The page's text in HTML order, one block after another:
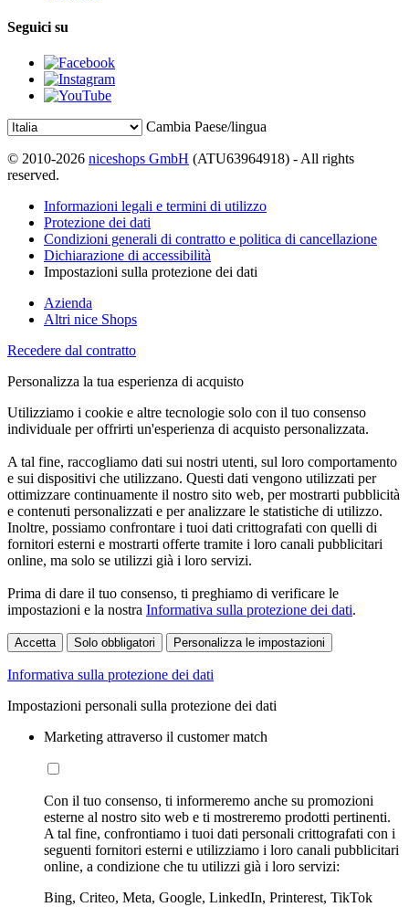
Seguici su
Cambia Paese/lingua
© 2010-2026 niceshops GmbH (ATU63964918) - All rights
reserved.
Informazioni legali e termini di utilizzo
Protezione dei dati
Condizioni generali di contratto e politica di cancellazione
Dichiarazione di accessibilità
Impostazioni sulla protezione dei dati
Azienda
Altri nice Shops
Recedere dal contratto
Personalizza la tua esperienza di acquisto
Utilizziamo i cookie e altre tecnologie solo con il tuo consenso
individuale per offrirti un'esperienza di acquisto personalizzata.
A tal fine, raccogliamo dati sui nostri utenti, sul loro comportamento
e sui dispositivi che utilizzano. Questi dati vengono utilizzati per
ottimizzare continuamente il nostro sito web, per mostrarti pubblicità
e contenuti personalizzati e per analizzare le statistiche di utilizzo.
Inoltre, possiamo confrontare i tuoi dati crittografati con quelli di
fornitori esterni e mostrarti offerte tramite i loro canali pubblicitari
online, ma solo se utilizzi già i loro servizi.
Prima di dare il tuo consenso, ti preghiamo di verificare le
impostazioni e la nostra Informativa sulla protezione dei dati.
Accetta Solo obbligatori Personalizza le impostazioni
Informativa sulla protezione dei dati
Impostazioni personali sulla protezione dei dati
Marketing attraverso il customer match
Con il tuo consenso, ti informeremo anche su promozioni
esterne al nostro sito web e ti mostreremo prodotti pertinenti.
A tal fine, confrontiamo i tuoi dati personali crittografati con i
seguenti fornitori esterni e utilizziamo i loro canali pubblicitari
online, a condizione che tu utilizzi già i loro servizi:
Bing, Criteo, Meta, Google, LinkedIn, Printerest, TikTok